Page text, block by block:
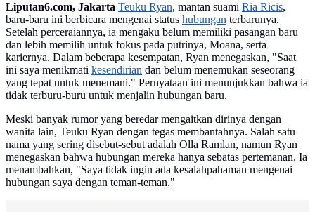
Liputan6.com, Jakarta Teuku Ryan, mantan suami Ria Ricis,
baru-baru ini berbicara mengenai status hubungan terbarunya.
Setelah perceraiannya, ia mengaku belum memiliki pasangan baru
dan lebih memilih untuk fokus pada putrinya, Moana, serta
kariernya. Dalam beberapa kesempatan, Ryan menegaskan, "Saat
ini saya menikmati kesendirian dan belum menemukan seseorang
yang tepat untuk menemani." Pernyataan ini menunjukkan bahwa ia
tidak terburu-buru untuk menjalin hubungan baru.
Meski banyak rumor yang beredar mengaitkan dirinya dengan
wanita lain, Teuku Ryan dengan tegas membantahnya. Salah satu
nama yang sering disebut-sebut adalah Olla Ramlan, namun Ryan
menegaskan bahwa hubungan mereka hanya sebatas pertemanan. Ia
menambahkan, "Saya tidak ingin ada kesalahpahaman mengenai
hubungan saya dengan teman-teman."